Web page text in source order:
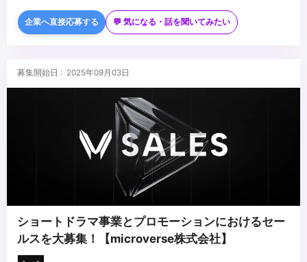
・無形商材の営業経験
・人事関連の業務経験
・デジタル広告業界経験
...
企業へ直接応募する 💬 気になる・話を聞いてみたい
募集開始日 : 2025年09月03日
ショートドラマ事業とプロモーションにおけるセー
ルスを大募集！【microverse株式会社】